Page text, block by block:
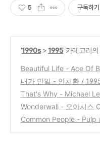
5 구독하기
'1990s>1995' 카테고리
Beautiful Life - Ace Of
내가 만일 - 안치환 /
That's Why - Michael
5
(0)
Wonderwall - 오아시스
Common People - Pulp